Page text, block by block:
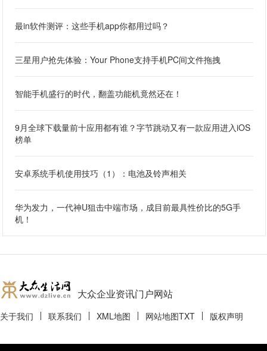
最in软件测评：这些手机app你都用过吗？
三星用户抢先体验：Your Phone支持手机PC间文件拖拽
智能手机盛行的时代，翻盖功能机竟然还在！
9月全球下载量前十应用都有谁？字节跳动又有一款应用进入iOS
榜单
安卓系统手机使用技巧（1）：电池及铃声相关
华为发力，一代神U狙击中端市场，成目前最具性价比的5G手
机！
大众企业资讯门户网站
关于我们 联系我们 XML地图 网站地图TXT 版权声明